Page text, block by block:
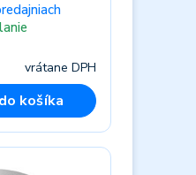
vrátane DPH
košíka